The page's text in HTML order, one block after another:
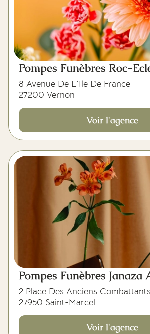
Pompes Funèbres Roc-
8 Avenue De L'Ile De France
27200 Vernon
Voir l'agence
Pompes Funèbres Janaza
2 Place Des Anciens Combattants
27950 Saint-Marcel
Voir l'agence